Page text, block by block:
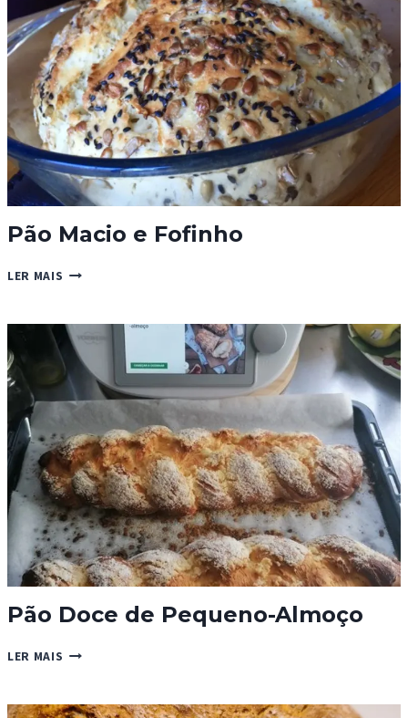
Pão Macio e Fofinho
LER MAIS PÃO
FOFINHO
Pão Doce de Pequeno-Almoço
LER MAIS PÃO
PEQUENO-